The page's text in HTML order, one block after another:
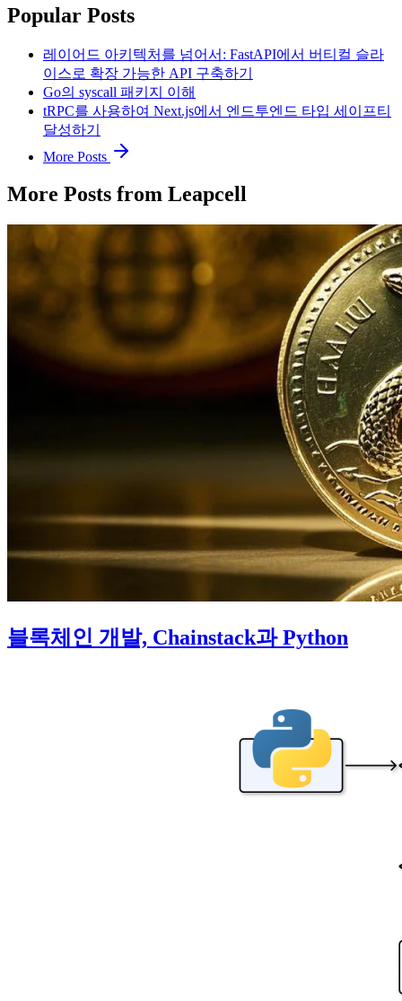
Popular Posts
레이어드 아키텍처를 넘어서: FastAPI에서 버티컬 슬라
이스로 확장 가능한 API 구축하기
Go의 syscall 패키지 이해
tRPC를 사용하여 Next.js에서 엔드투엔드 타입 세이프티
달성하기
More Posts
More Posts from Leapcell
블록체인 개발, Chainstack과 Python